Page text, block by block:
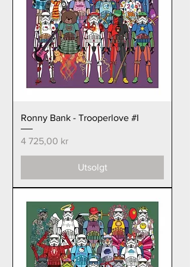
Ronny Bank - Trooperlove #I
Pris
4 725,00 kr
Utsolgt